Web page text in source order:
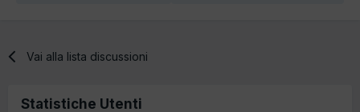
Vai alla lista discussioni
Statistiche Utenti